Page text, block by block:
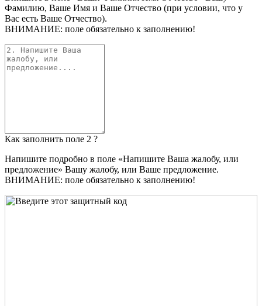
Фамилию, Ваше Имя и Ваше Отчество (при условии, что у
Вас есть Ваше Отчество).
ВНИМАНИЕ: поле обязательно к заполнению!
Как заполнить поле 2 ?
Напишите подробно в поле «Напишите Ваша жалобу, или
предложение» Вашу жалобу, или Ваше предложение.
ВНИМАНИЕ: поле обязательно к заполнению!